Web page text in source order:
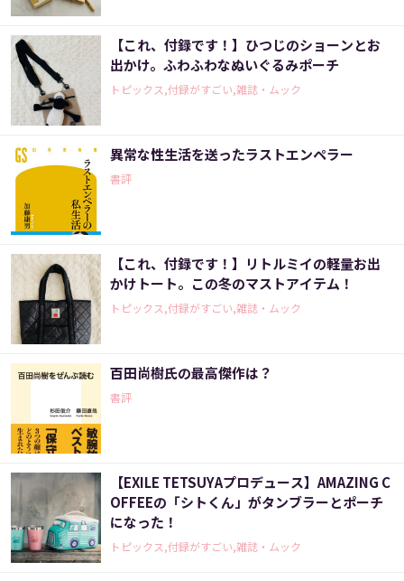
【これ、付録です！】ひつじのショーンとお
出かけ。ふわふわなぬいぐるみポーチ
トピックス,付録がすごい,雑誌・ムック
異常な性生活を送ったラストエンペラー
書評
【これ、付録です！】リトルミイの軽量お出
かけトート。この冬のマストアイテム！
トピックス,付録がすごい,雑誌・ムック
百田尚樹氏の最高傑作は？
書評
【EXILE TETSUYAプロデュース】AMAZING C
OFFEEの「シトくん」がタンブラーとポーチ
になった！
トピックス,付録がすごい,雑誌・ムック